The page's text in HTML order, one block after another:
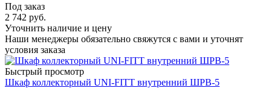
Под заказ
2 742 руб.
Уточнить наличие и цену
Наши менеджеры обязательно свяжутся с вами и уточнят
условия заказа
Быстрый просмотр
Шкаф коллекторный UNI-FITT внутренний ШРВ-5